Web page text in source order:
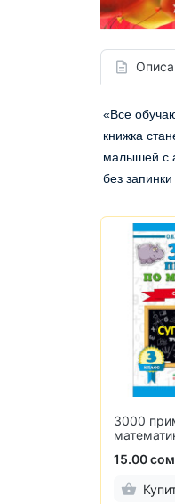
«Все
книжка
малышей с
без
3000
15.00